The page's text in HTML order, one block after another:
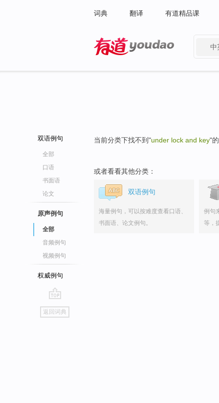
词典 翻译 有道精品课
中
双语例句
全部
口语
书面语
论文
原声例句
全部
音频例句
视频例句
权威例句
go
top
返回词典
当前分类下找不到"under lock and key"
或者看看其他分类：
双语例句
海量例句，可以按难度查看口语、
书面语、论文例句。
例句
等，